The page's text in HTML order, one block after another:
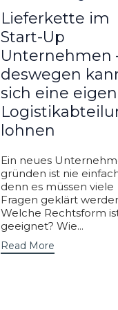
Lieferkette im
Start-Up
Unternehmen
deswegen
sich eine
lohnen
Ein neues
gründen ist nie
denn es müssen viele
Fragen geklärt
Welche Rechtsform
geeignet? Wie...
Read More